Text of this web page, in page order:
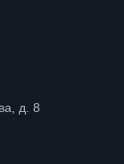
д. 8